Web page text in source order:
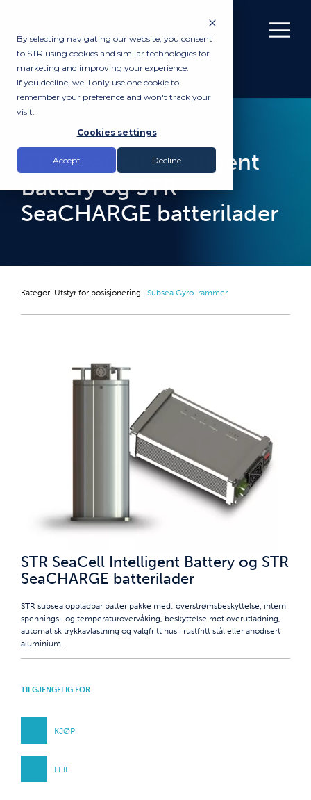
By selecting navigating our website, you consent
to STR using cookies and similar technologies for
marketing and improving your experience.
If you decline, we'll only use one cookie to
remember your preference and won't track your
visit.
Cookies settings
Accept Decline
STR SeaCell Intelligent
Battery og STR
SeaCHARGE batterilader
Kategori Utstyr for posisjonering Subsea Gyro-rammer
STR SeaCell Intelligent Battery og STR
SeaCHARGE batterilader
STR subsea oppladbar batteripakke med: overstrømsbeskyttelse, intern
spennings- og temperaturovervåking, beskyttelse mot overutladning,
automatisk trykkavlastning og valgfritt hus i rustfritt stål eller anodisert
aluminium.
TILGJENGELIG FOR
KJØP
LEIE